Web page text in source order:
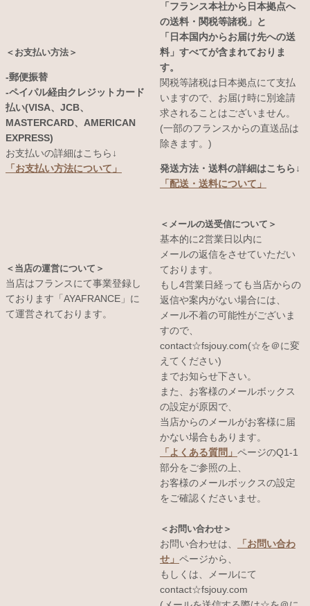
＜お支払い方法＞
-郵便振替
-ペイパル経由クレジットカード
払い(VISA、JCB、
MASTERCARD、AMERICAN
EXPRESS)
お支払いの詳細はこちら↓
「お支払い方法について」
＜当店の運営について＞
当店はフランスにて事業登録し
ております「AYAFRANCE」に
て運営されております。
「フランス本社から日本拠点へ
の送料・関税等諸税」と
「日本国内からお届け先への送
料」すべてが含まれておりま
す。
関税等諸税は日本拠点にて支払
いますので、お届け時に別途請
求されることはございません。
(一部のフランスからの直送品は
除きます。)
発送方法・送料の詳細はこちら↓
「配送・送料について」
＜メールの送受信について＞
基本的に2営業日以内に
メールの返信をさせていただい
ております。
もし4営業日経っても当店からの
返信や案内がない場合には、
メール不着の可能性がございま
すので、
contact☆fsjouy.com(☆を＠に変
えてください)
までお知らせ下さい。
また、お客様のメールボックス
の設定が原因で、
当店からのメールがお客様に届
かない場合もあります。
「よくある質問」 ページのQ1-1
部分をご参照の上、
お客様のメールボックスの設定
をご確認くださいませ。
＜お問い合わせ＞
お問い合わせは、
「お問い合わ
せ」 ページから、
もしくは、メールにて
contact☆fsjouy.com